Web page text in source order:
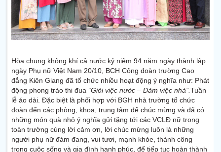
Hòa chung không khí cả nước kỷ niệm 94 năm ngày thành lập
ngày Phụ nữ Việt Nam 20/10, BCH Công đoàn trường Cao
đẳng Kiên Giang đã tổ chức nhiều hoạt động ý nghĩa như: Phát
động phong trào thi đua “Giỏi việc nước – Đảm việc nhà”. Tuần
lễ áo dài. Đặc biệt là phối hợp với BGH nhà trường tổ chức
đoàn đến các phòng, khoa, trung tâm để chúc mừng và đã có
những món quà nhỏ ý nghĩa gửi tặng tới các VCLĐ nữ trong
toàn trường cùng lời cảm ơn, lời chúc mừng luôn là những
người phụ nữ đảm đang, vui tươi, mạnh khỏe, thành công
trong cuộc sống và gia đình hạnh phúc, để tiếp tục hoàn thành